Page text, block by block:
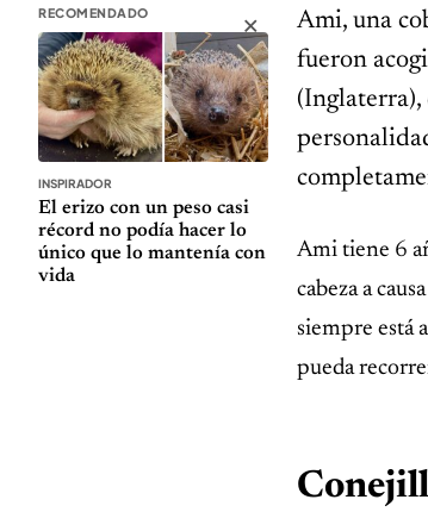
×
RECOMENDADO
INSPIRADOR
El erizo con un peso casi
récord no podía hacer lo
único que lo mantenía con
vida
Ami, una
fueron
(Inglaterra),
Ami tiene 6
cabeza a
siempre está
pueda